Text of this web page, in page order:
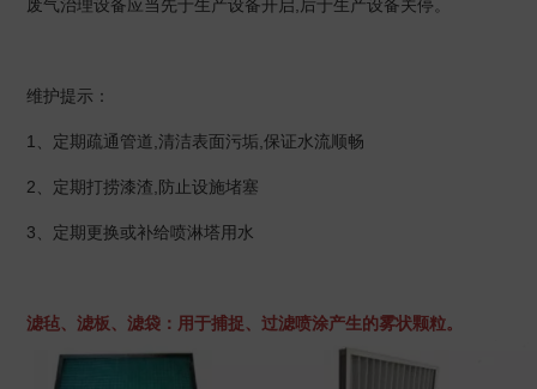
废气治理设备应当先于生产设备开启,后于生产设备关停。
维护提示：
1、定期疏通管道,清洁表面污垢,保证水流顺畅
2、定期打捞漆渣,防止设施堵塞
3、定期更换或补给喷淋塔用水
滤毡、滤板、滤袋：用于捕捉、过滤喷涂产生的雾状颗粒。